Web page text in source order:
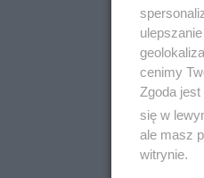
rodziny
stracicie
cenimy
Zgoda
się w
ale masz
witrynie.